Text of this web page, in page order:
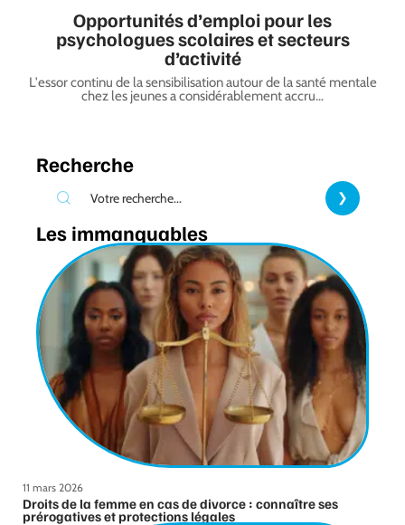
Opportunités d’emploi pour les
psychologues scolaires et secteurs
d’activité
L'essor continu de la sensibilisation autour de la santé mentale
chez les jeunes a considérablement accru…
Recherche
Les immanquables
11 mars 2026
Droits de la femme en cas de divorce : connaître ses
prérogatives et protections légales